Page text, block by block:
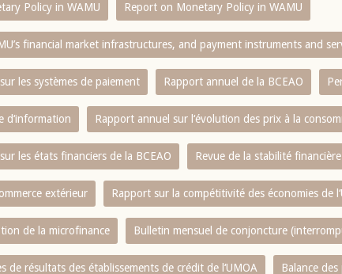
Policy in WAMU Report on Monetary Policy in WAMU
financial market infrastructures, and payment instruments and
les systèmes de paiement Rapport annuel de la BCEAO
d‘information Rapport annuel sur l‘évolution des prix à la
les états financiers de la BCEAO Revue de la stabilité financière
extérieur Rapport sur la compétitivité des économies de
de la microfinance Bulletin mensuel de conjoncture
de résultats des établissements de crédit de l‘UMOA Balance